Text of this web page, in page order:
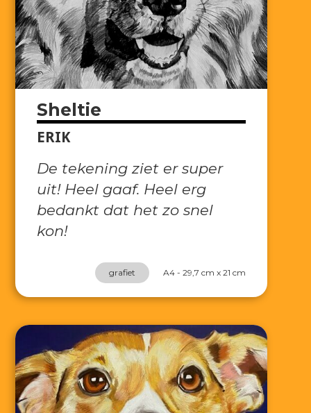
Sheltie
ERIK
De tekening ziet er super
uit! Heel gaaf. Heel erg
bedankt dat het zo snel
kon!
grafiet A4 - 29,7 cm x 21 cm